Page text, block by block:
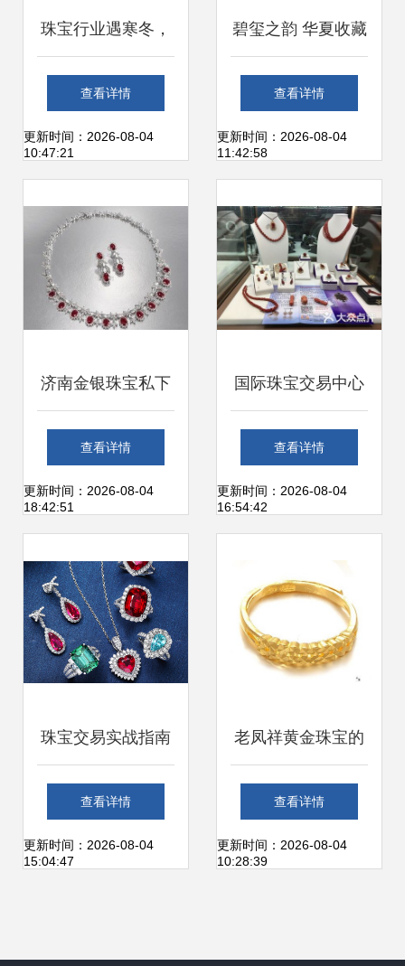
珠宝行业遇寒冬，
店主哀叹亏得连裤
子都穿不起了，交
查看详情
更新时间：2026-08-04
10:47:21
碧玺之韵 华夏收藏
网上的珍宝吊坠赏
析与交易指南
查看详情
更新时间：2026-08-04
11:42:58
济南金银珠宝私下
交易指南 品质保障
与诚信交易的艺术
查看详情
更新时间：2026-08-04
18:42:51
国际珠宝交易中心
市场 璀璨背后的格
局与机遇
查看详情
更新时间：2026-08-04
16:54:42
珠宝交易实战指南
如何高效卖出高端
珠宝
查看详情
更新时间：2026-08-04
15:04:47
老凤祥黄金珠宝的
回收价怎么如此之
低?
查看详情
更新时间：2026-08-04
10:28:39